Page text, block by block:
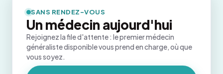
SANS RENDEZ-VOUS
Un médecin aujourd'hui
Rejoignez la file d'attente : le premier médecin
généraliste disponible vous prend en charge, où que
vous soyez.